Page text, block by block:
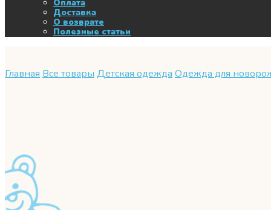
Оплата
Доставка
О возврате
Полезные статьи
Главная Все товары Детская одежда Одежда для